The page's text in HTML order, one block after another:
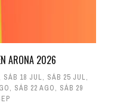
ARONA 2026
SÁB 18 JUL, SÁB 25 JUL,
, SÁB 22 AGO, SÁB 29